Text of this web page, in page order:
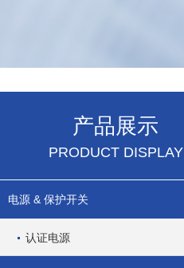
产品展示
PRODUCT DISPLAY
电源 & 保护开关
认证电源